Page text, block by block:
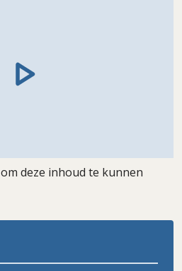
om deze inhoud te kunnen